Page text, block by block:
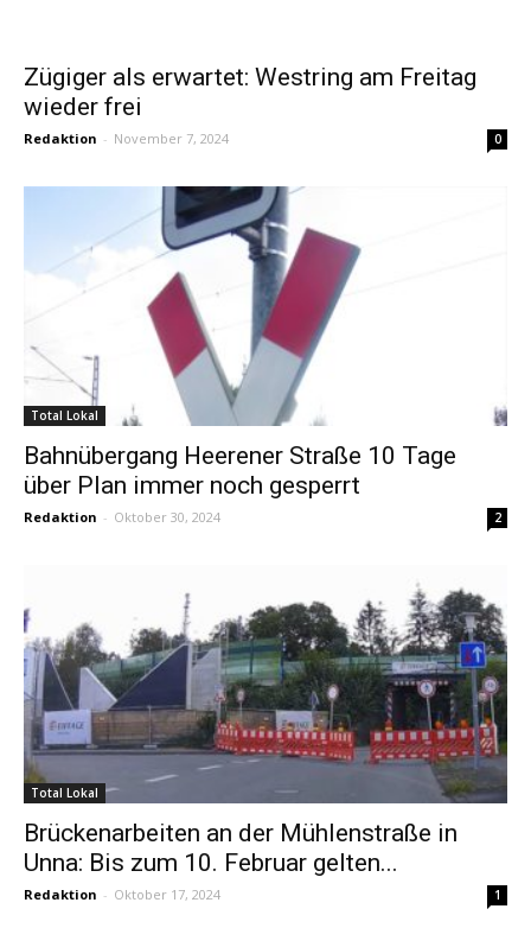
Zügiger als erwartet: Westring am Freitag
wieder frei
Redaktion - November 7, 2024 0
Total Lokal
Bahnübergang Heerener Straße 10 Tage
über Plan immer noch gesperrt
Redaktion - Oktober 30, 2024 2
Total Lokal
Brückenarbeiten an der Mühlenstraße in
Unna: Bis zum 10. Februar gelten...
Redaktion - Oktober 17, 2024 1